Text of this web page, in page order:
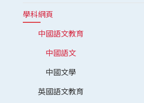
學科網頁
中國語文教育
中國語文
中國文學
英國語文教育